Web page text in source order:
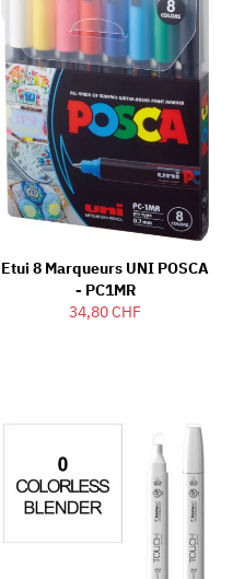
Etui 8 Marqueurs UNI POSCA
- PC1MR
34,80 CHF